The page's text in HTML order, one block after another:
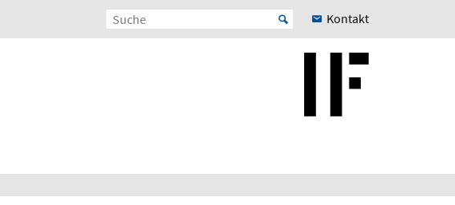
Kontakt